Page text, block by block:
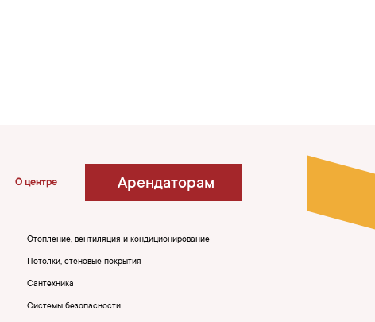
О центре Арендаторам
Отопление, вентиляция и кондиционирование
Потолки, стеновые покрытия
Сантехника
Системы безопасности